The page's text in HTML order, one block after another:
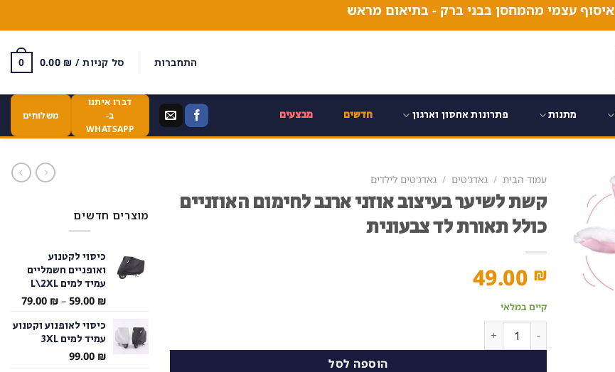
איסוף עצמי מהמחסן בבני ברק - בתיאום מראש
התחברות סל קניות / 0.00 ₪
0
מתנות פתרונות אחסון וארגון חדשים מבצעים
דברו איתנו
ב-
WHATSAPP
משלוחים
עמוד הבית / גאדג'טים / גאדג'טים לילדים
קשת לשיער בעיצוב אוזני ארנב לחימום האוזניים
כולל תאורת לד צבעונית
49.00 ₪
קיים במלאי
כמות של קשת לשיער בעיצוב אוזני ארנב לחימום האוזניים כולל תאורת לד צבעונית
הוספה לסל
מוצרים חדשים
כיסוי לקטנוע
ואופניים חשמליים
עמיד למים L\2XL
59.00 ₪
–
79.00 ₪
טווח
כיסוי לאופנוע וקטנוע
עמיד למים 3XL
99.00 ₪